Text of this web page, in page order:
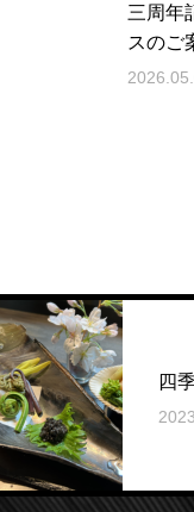
三周年
スのご
四季折々の食材
2023.05.03